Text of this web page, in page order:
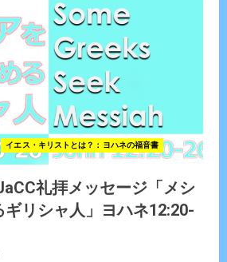
イエス・キリストとは？：ヨハネの福音書
礼拝メッセージ「メシ
ギリシャ人」ヨハネ12:20-